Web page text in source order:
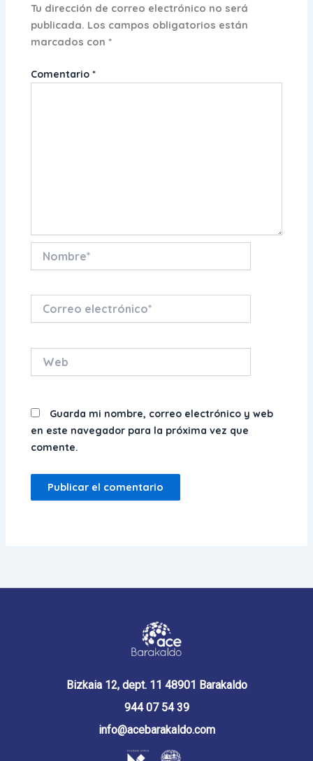
Tu dirección de correo electrónico no será
publicada. Los campos obligatorios están
marcados con*
Comentario*
electrónico*
Guarda mi nombre, correo electrónico y web
en este navegador para la próxima vez que
comente.
Bizkaia 12, dept. 11 48901 Barakaldo
944 07 54 39
info@acebarakaldo.com